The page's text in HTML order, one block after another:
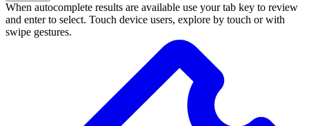
When autocomplete results are available use your tab key to review
and enter to select. Touch device users, explore by touch or with
swipe gestures.